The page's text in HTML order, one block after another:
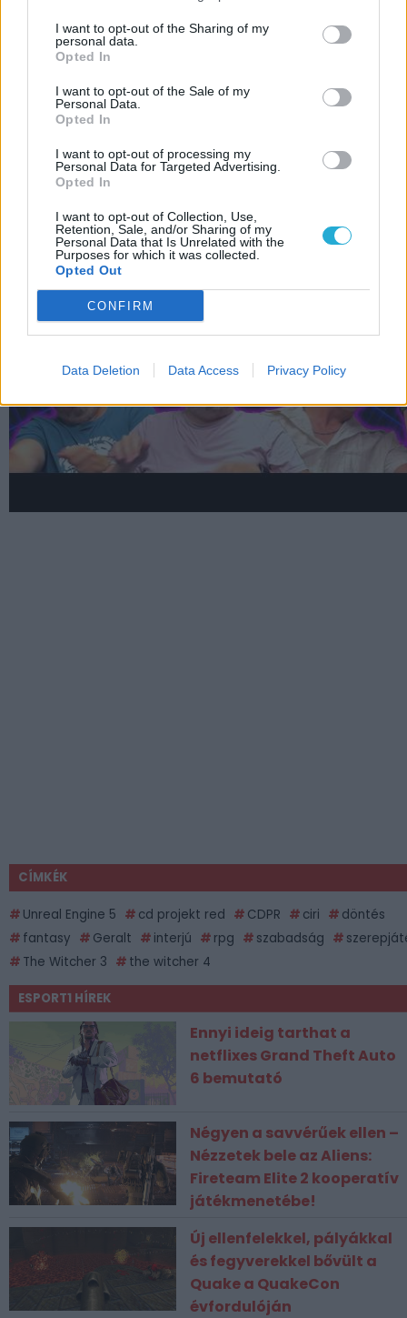
I want to opt-out of the Sharing of my
personal data.
Opted In
I want to opt-out of the Sale of my
Personal Data.
Opted In
I want to opt-out of processing my
Personal Data for Targeted Advertising.
Opted In
I want to opt-out of Collection, Use,
Retention, Sale, and/or Sharing of my
Personal Data that Is Unrelated with the
Purposes for which it was collected.
Opted Out
CONFIRM
Data Deletion Data Access Privacy Policy
Kimaradhat a kedvenc varázslónőnk a The
Witcher 4 történetéből?
jó lesz Cirivel kalandozni a The Witcher 4-
ben
LEGFRISSEBB VIDEÓNK
CÍMKÉK
Unreal Engine 5 cd projekt red CDPR ciri
döntés
fantasy
Geralt interjú rpg szabadság
The Witcher 3
the witcher 4
ESPORT1 HÍREK
Ennyi ideig tarthat a
netflixes Grand Theft Auto
6 bemutató
Négyen a savvérűek ellen –
Nézzetek bele az Aliens:
Fireteam Elite 2 kooperatív
játékmenetébe!
Új ellenfelekkel, pályákkal
és fegyverekkel bővült a
Quake a QuakeCon
évfordulóján